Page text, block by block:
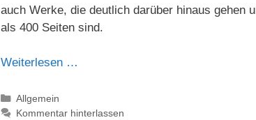
auch Werke, die deutlich darüber hinaus gehen
als 400 Seiten sind.
Weiterlesen …
Kategorien
Allgemein
Kommentar hinterlassen